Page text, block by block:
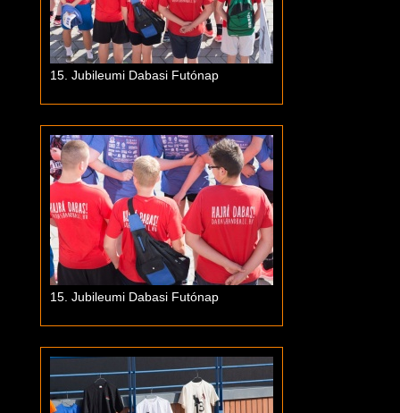
15. Jubileumi Dabasi Futónap
15. Jubileumi Dabasi Futónap